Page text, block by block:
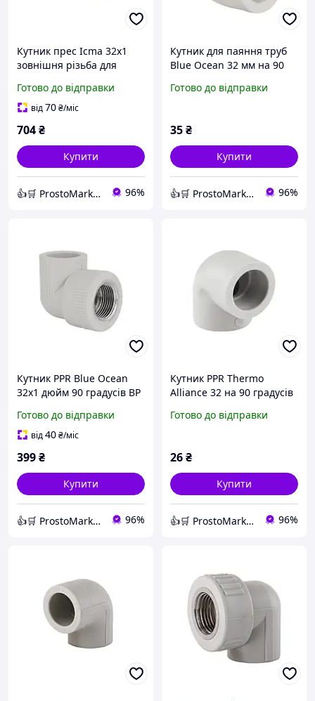
Кутник прес Icma 32х1
зовнішня різьба для
коліно обтискне під прес
Sempiter
Готово до відправки
від70₴/міс
704₴
Купити
👍🛒 ProstoMarket 👍🛒 мережа інтернет магазинів 96%
Кутник для паяння труб
Blue Ocean 32 мм на 90
поліпропіленове коліно з
Готово до відправки
35₴
Купити
👍🛒 ProstoMarket 👍🛒 мережа інтернет магазинів 96%
Кутник PPR Blue Ocean
32х1 дюйм 90 градусів ВР
внутрішнім латунним
різьбленням для труб
Готово до відправки
від40₴/міс
399₴
Купити
👍🛒 ProstoMarket 👍🛒 мережа інтернет магазинів 96%
Кутник PPR Thermo
Alliance 32 на 90 градусів
систем водопроводу під
Готово до відправки
26₴
Купити
👍🛒 ProstoMarket 👍🛒 мережа інтернет магазинів 96%